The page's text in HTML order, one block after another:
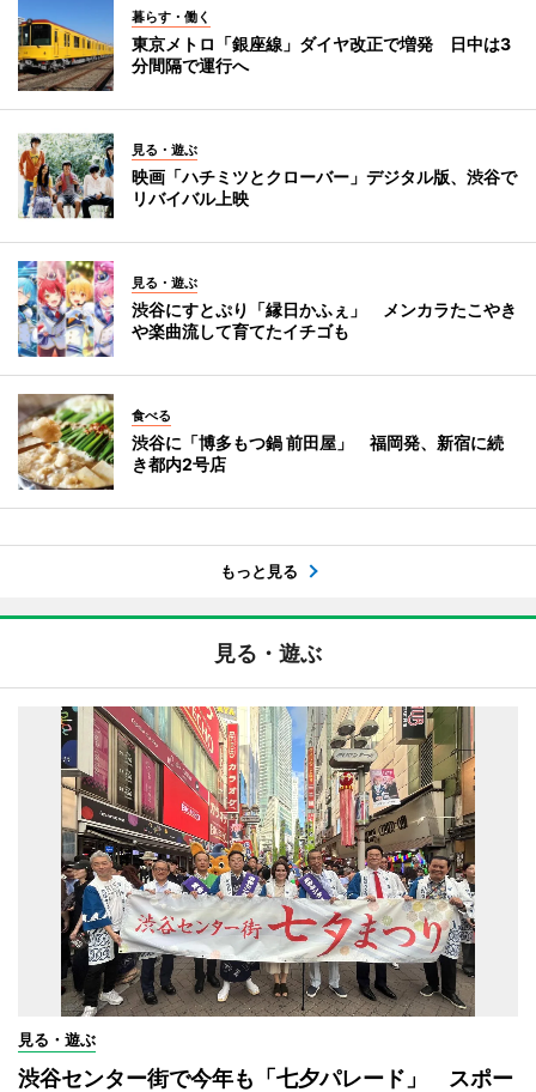
暮らす・働く
東京メトロ「銀座線」ダイヤ改正で増発 日中は3
分間隔で運行へ
見る・遊ぶ
映画「ハチミツとクローバー」デジタル版、渋谷で
リバイバル上映
見る・遊ぶ
渋谷にすとぷり「縁日かふぇ」 メンカラたこやき
や楽曲流して育てたイチゴも
食べる
渋谷に「博多もつ鍋 前田屋」 福岡発、新宿に続
き都内2号店
もっと見る
見る・遊ぶ
見る・遊ぶ
渋谷センター街で今年も「七夕パレード」 スポー